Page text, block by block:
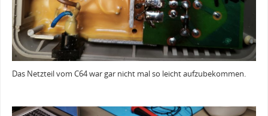
Das Netzteil vom C64 war gar nicht mal so leicht aufzubekommen.